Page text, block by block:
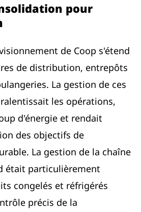
pour
de Coop s'étend
de distribution, entrepôts
La gestion de ces
les opérations,
d'énergie et rendait
des objectifs de
La gestion de la chaîne
était particulièrement
congelés et réfrigérés
précis de la